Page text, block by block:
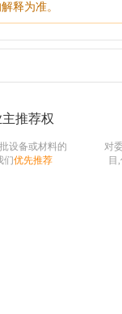
释为准。
推荐权
设备或材料的
们优先推荐
对
目